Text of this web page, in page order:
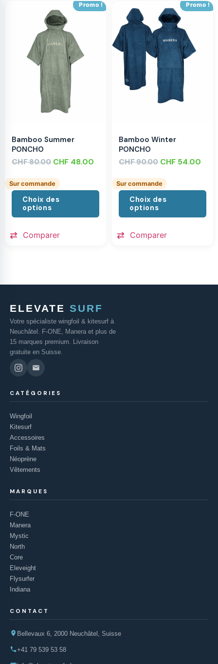
Promo !
Bamboo Summer
PONCHO
CHF80.00 CHF 48.00
Sur commande
Choix des
options
Comparer
Promo !
Bamboo Winter
PONCHO
CHF90.00 CHF 54.00
Sur commande
Choix des
options
Comparer
ELEVATE SURF
Votre spécialiste wingfoil & kitesurf à
Neuchâtel. F-ONE, Manera et plus de
15 marques premium. Livraison
gratuite en Suisse.
CATÉGORIES
Wingfoil
Kitesurf
Accessoires
Foils & Mats
Néoprène
Vêtements
MARQUES
F-ONE
Manera
Mystic
North
Core
Eleveight
Flysurfer
Indiana
CONTACT
Bellevaux 6, 2000 Neuchâtel, Suisse
+41 79 539 53 58